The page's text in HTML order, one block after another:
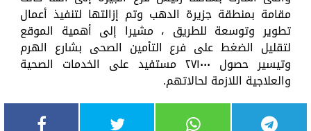
مقامة بمنطقة جزيرة الدهب وتم إزالتها لتنفيذ أعمال
تطوير وتوسعة للطريق ، مشيرا إلى أهمية الموقع
لتقليل الضغط على فرع التأمين الصحى بشارع الهرم
وتيسير حصول ٢٧١٠٠٠ مستفيد على الخدمات الصحية
والعلاجية اللازمة لحالاتهم.